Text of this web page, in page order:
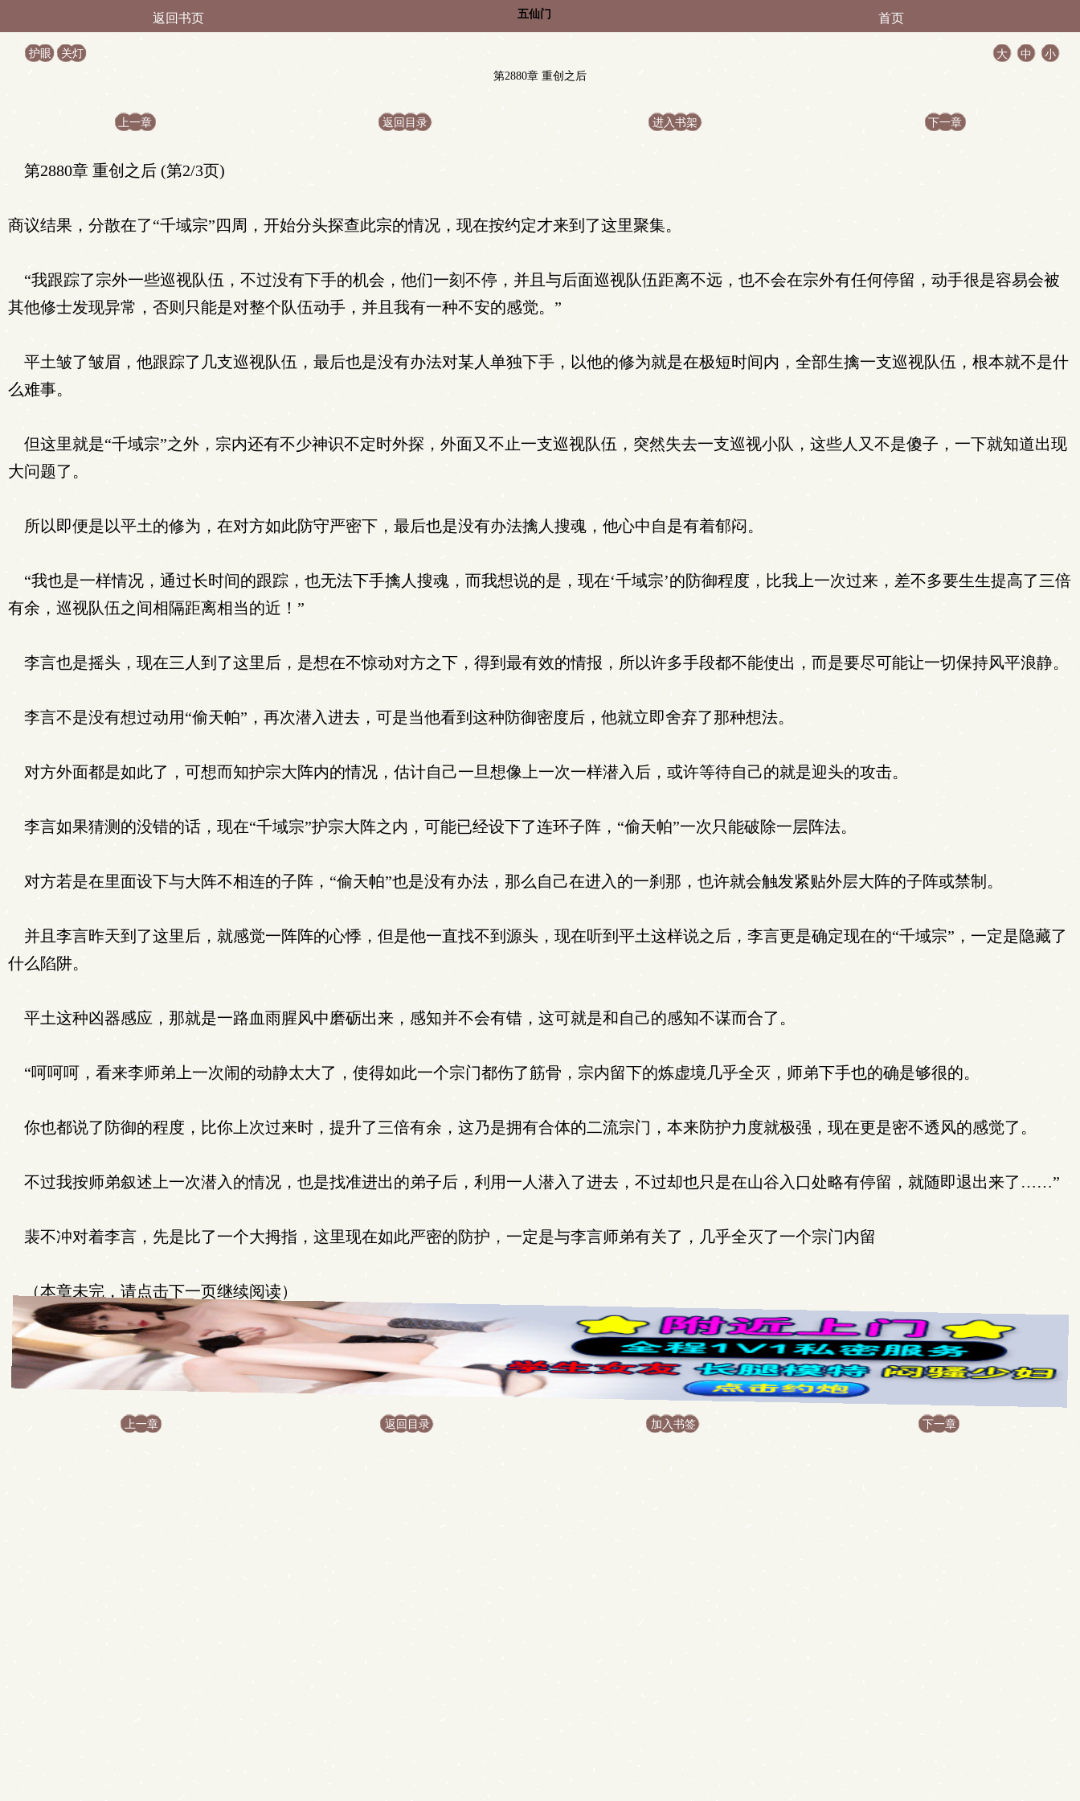
返回书页 五仙门 首页
护眼 关灯 大 中
小
第2880章 重创之后
上一章 返回目录 进入书架 下一章
第2880章 重创之后 (第2/3页)
商议结果，分散在了“千域宗”四周，开始分头探查此宗的情况，现在按约定才来到了这里聚集。
“我跟踪了宗外一些巡视队伍，不过没有下手的机会，他们一刻不停，并且与后面巡视队伍距离不远，也不会在宗外有任何停留，动手很是容易会被
其他修士发现异常，否则只能是对整个队伍动手，并且我有一种不安的感觉。”
平土皱了皱眉，他跟踪了几支巡视队伍，最后也是没有办法对某人单独下手，以他的修为就是在极短时间内，全部生擒一支巡视队伍，根本就不是什
么难事。
但这里就是“千域宗”之外，宗内还有不少神识不定时外探，外面又不止一支巡视队伍，突然失去一支巡视小队，这些人又不是傻子，一下就知道出现
大问题了。
所以即便是以平土的修为，在对方如此防守严密下，最后也是没有办法擒人搜魂，他心中自是有着郁闷。
“我也是一样情况，通过长时间的跟踪，也无法下手擒人搜魂，而我想说的是，现在‘千域宗’的防御程度，比我上一次过来，差不多要生生提高了三倍
有余，巡视队伍之间相隔距离相当的近！”
李言也是摇头，现在三人到了这里后，是想在不惊动对方之下，得到最有效的情报，所以许多手段都不能使出，而是要尽可能让一切保持风平浪静。
李言不是没有想过动用“偷天帕”，再次潜入进去，可是当他看到这种防御密度后，他就立即舍弃了那种想法。
对方外面都是如此了，可想而知护宗大阵内的情况，估计自己一旦想像上一次一样潜入后，或许等待自己的就是迎头的攻击。
李言如果猜测的没错的话，现在“千域宗”护宗大阵之内，可能已经设下了连环子阵，“偷天帕”一次只能破除一层阵法。
对方若是在里面设下与大阵不相连的子阵，“偷天帕”也是没有办法，那么自己在进入的一刹那，也许就会触发紧贴外层大阵的子阵或禁制。
并且李言昨天到了这里后，就感觉一阵阵的心悸，但是他一直找不到源头，现在听到平土这样说之后，李言更是确定现在的“千域宗”，一定是隐藏了
什么陷阱。
平土这种凶器感应，那就是一路血雨腥风中磨砺出来，感知并不会有错，这可就是和自己的感知不谋而合了。
“呵呵呵，看来李师弟上一次闹的动静太大了，使得如此一个宗门都伤了筋骨，宗内留下的炼虚境几乎全灭，师弟下手也的确是够很的。
你也都说了防御的程度，比你上次过来时，提升了三倍有余，这乃是拥有合体的二流宗门，本来防护力度就极强，现在更是密不透风的感觉了。
不过我按师弟叙述上一次潜入的情况，也是找准进出的弟子后，利用一人潜入了进去，不过却也只是在山谷入口处略有停留，就随即退出来了……”
裴不冲对着李言，先是比了一个大拇指，这里现在如此严密的防护，一定是与李言师弟有关了，几乎全灭了一个宗门内留
（本章未完，请点击下一页继续阅读）
上一章 返回目录 加入书签 下一章